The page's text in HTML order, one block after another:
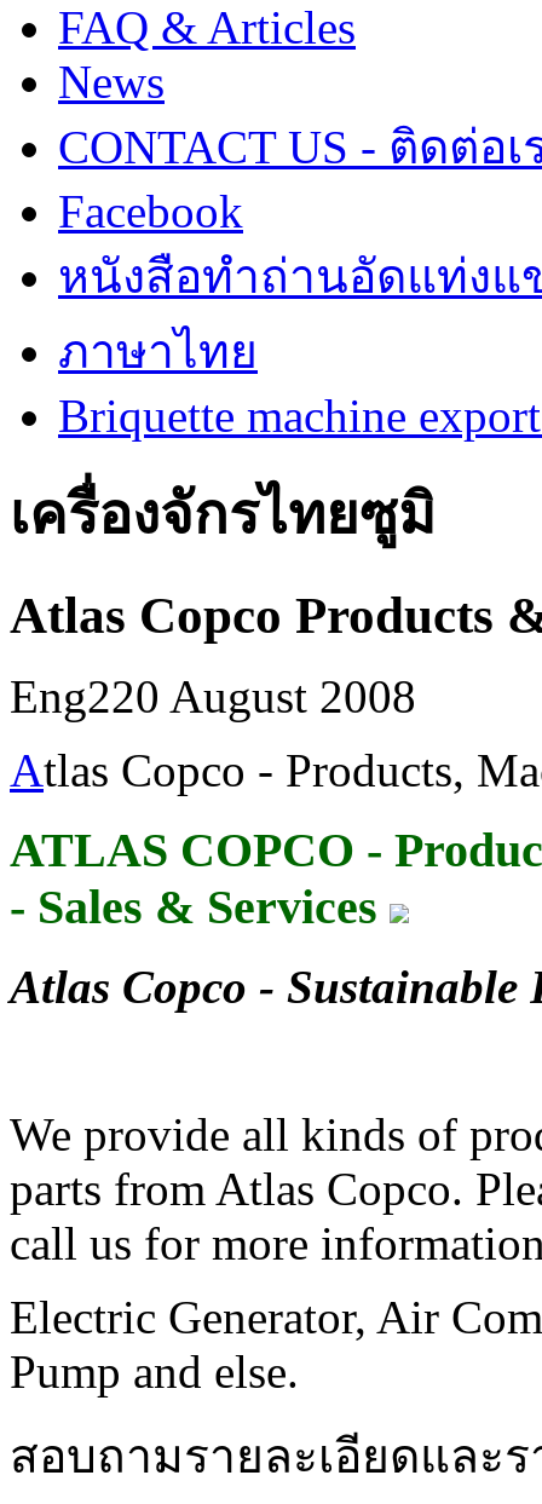
FAQ & Articles
News
CONTACT US - ติดต่อเ
Facebook
หนังสือทำถ่านอัดแท่งแ
ภาษาไทย
Briquette machine
เครื่องจักรไทยซูมิ
Atlas Copco Products
Eng220 August 2008
Atlas Copco - Products,
ATLAS COPCO -
- Sales & Services
Atlas Copco -
We provide all kinds of
parts from Atlas Copco.
call us for more
Electric Generator, Air
Pump and else.
สอบถามรายละเอียดและ